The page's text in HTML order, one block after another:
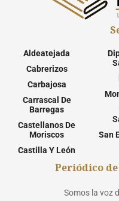
Aldeatejada
Cabrerizos
Carbajosa
Carrascal De
Barregas
Castellanos De
Moriscos
Castilla Y León
San
Periódico
Somos la voz